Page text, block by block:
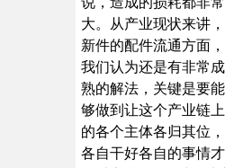
大。从产业现状来讲，
新件的配件流通方面，
我们认为还是有非常成
熟的解法，关键是要能
够做到让这个产业链上
的各个主体各归其位，
各自干好各自的事情才